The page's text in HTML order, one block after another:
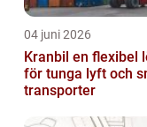
04 juni 2026
Kranbil en flexibel lösning
för tunga lyft och
transporter